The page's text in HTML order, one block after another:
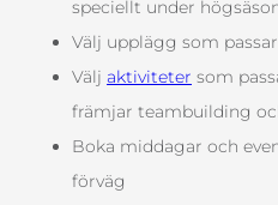
speciellt under
Välj upplägg som
Välj aktiviteter som
främjar teambuilding
Boka middagar och
förväg